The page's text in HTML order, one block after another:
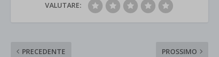
VALUTARE:
PRECEDENTE PROSSIMO